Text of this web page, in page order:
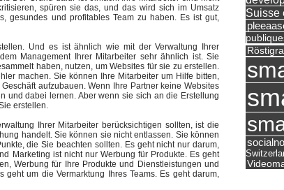
spüren sie das, und das wird sich im Umsatz
gesundes und profitables Team zu haben. Es ist gut,
Und es ist ähnlich wie mit der Verwaltung Ihrer
Management Ihrer Mitarbeiter sehr ähnlich ist. Sie
haben, nutzen, um Websites für sie zu erstellen.
machen. Sie können Ihre Mitarbeiter um Hilfe bitten,
aufzubauen. Wenn Ihre Partner keine Websites
und dabei lernen. Aber wenn sie sich an die Erstellung
erstellen.
Ihrer Mitarbeiter berücksichtigen sollten, ist die
handelt. Sie können sie nicht entlassen. Sie können
die Sie beachten sollten. Es geht nicht nur darum,
Marketing ist nicht nur Werbung für Produkte. Es geht
Werbung für Ihre Produkte und Dienstleistungen und
geht um die Vermarktung Ihres Teams. Es geht darum,
Suisse